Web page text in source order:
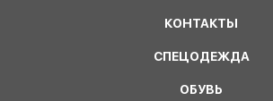
КОНТАКТЫ
СПЕЦОДЕЖДА
ОБУВЬ